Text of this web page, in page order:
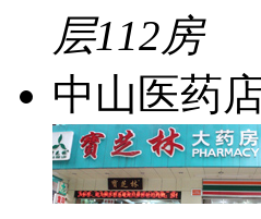
层112房
中山医药